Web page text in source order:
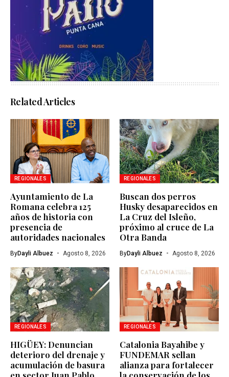
Related Articles
REGIONALES
Ayuntamiento de La
Romana celebra 125
años de historia con
presencia de
autoridades nacionales
ByDayli Albuez Agosto 8, 2026
REGIONALES
Buscan dos perros
Husky desaparecidos en
La Cruz del Isleño,
próximo al cruce de La
Otra Banda
ByDayli Albuez Agosto 8, 2026
REGIONALES
HIGÜEY: Denuncian
deterioro del drenaje y
acumulación de basura
REGIONALES
Catalonia Bayahibe y
FUNDEMAR sellan
alianza para fortalecer